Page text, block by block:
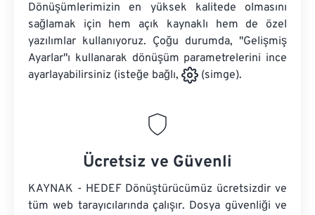
Dönüşümlerimizin en yüksek kalitede olmasını
sağlamak için hem açık kaynaklı hem de özel
yazılımlar kullanıyoruz. Çoğu durumda, "Gelişmiş
Ayarlar"ı kullanarak dönüşüm parametrelerini ince
ayarlayabilirsiniz (isteğe bağlı,
(simge).
Ücretsiz ve Güvenli
KAYNAK - HEDEF Dönüştürücümüz ücretsizdir ve
tüm web tarayıcılarında çalışır. Dosya güvenliği ve